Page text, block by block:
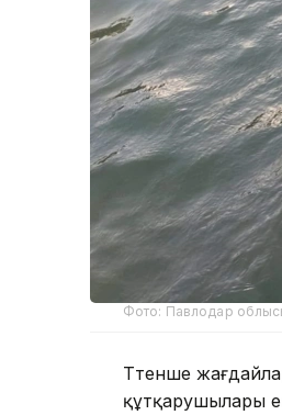
Фото: Павлодар
Төтенше
құтқарушылары